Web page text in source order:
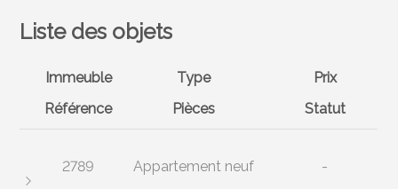
Liste des objets
Immeuble
Référence
Type
Pièces
Prix
Statut
2789
Appartement neuf
-